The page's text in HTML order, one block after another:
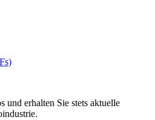
und erhalten Sie stets aktuelle